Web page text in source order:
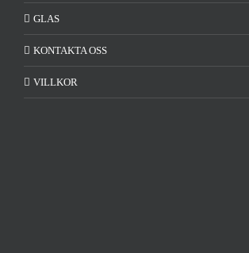
GLAS
KONTAKTA OSS
VILLKOR